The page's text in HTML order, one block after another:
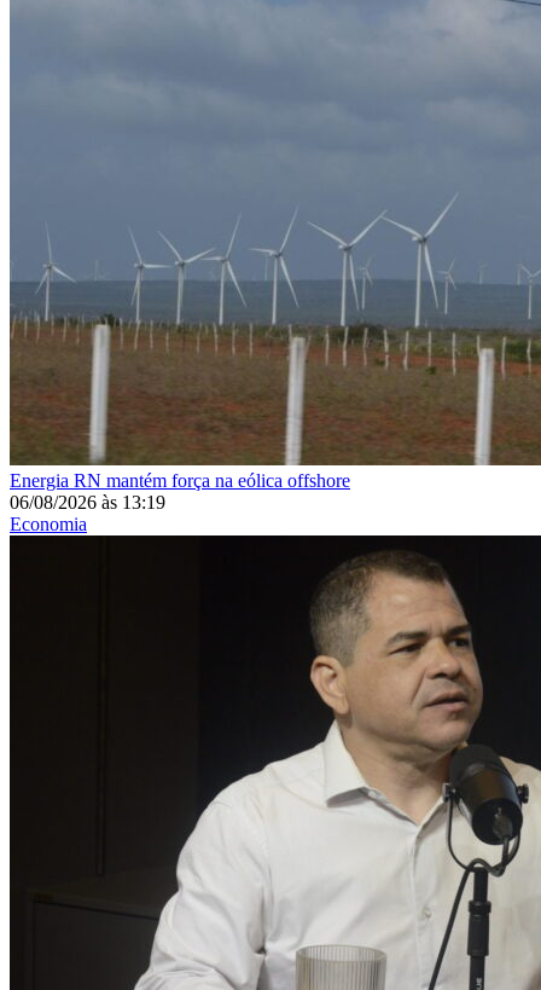
Energia RN mantém força na eólica offshore
06/08/2026 às 13:19
Economia